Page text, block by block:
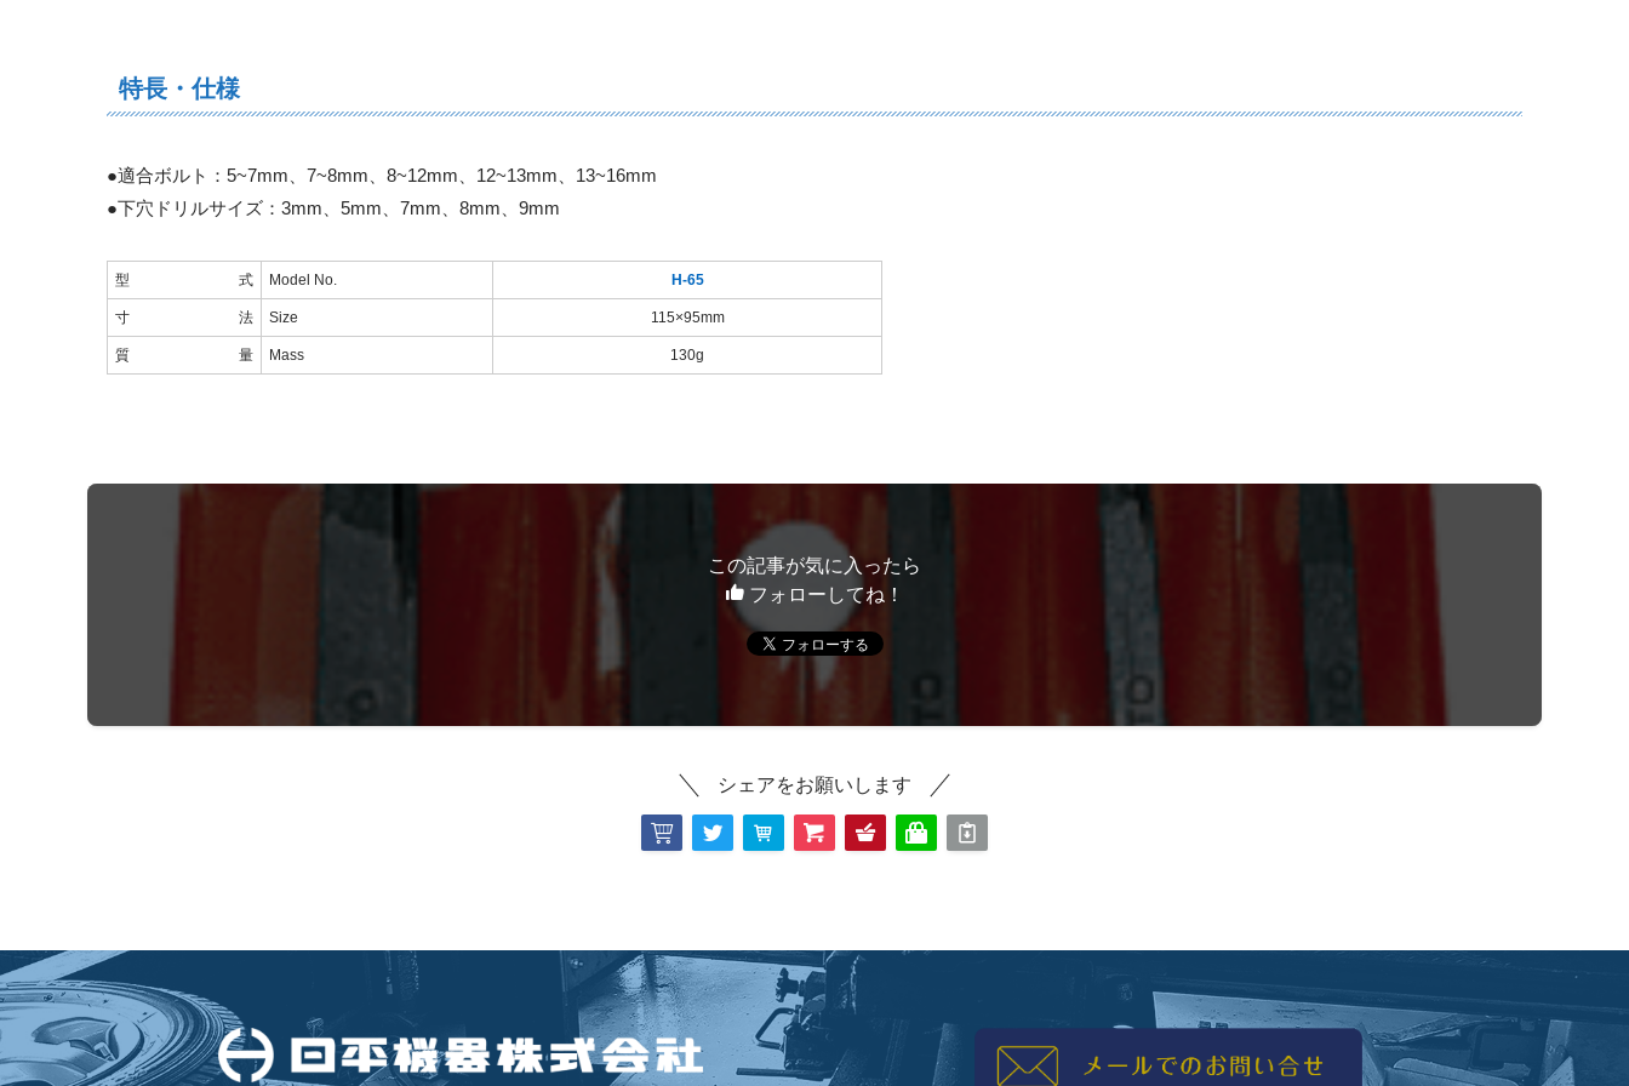
特長・仕様
●適合ボルト：5~7mm、7~8mm、8~12mm、12~13mm、13~16mm
●下穴ドリルサイズ：3mm、5mm、7mm、8mm、9mm
型式 Model No. H-65
寸 法 Size 115×95mm
質量 Mass 130g
この記事が気に入ったら
フォローしてね！
シェアをお願いします